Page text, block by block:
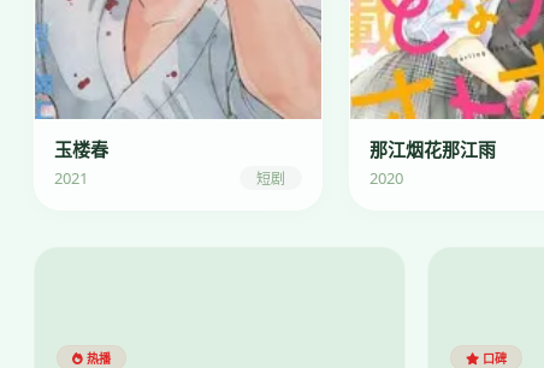
玉楼春
2021 短剧
那江烟花那江雨
2020
热播 口碑